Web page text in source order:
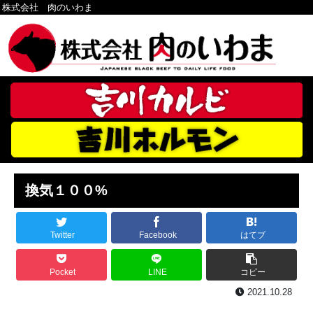
株式会社 肉のいわま
換気１００%
Twitter Facebook はてブ
Pocket LINE コピー
2021.10.28